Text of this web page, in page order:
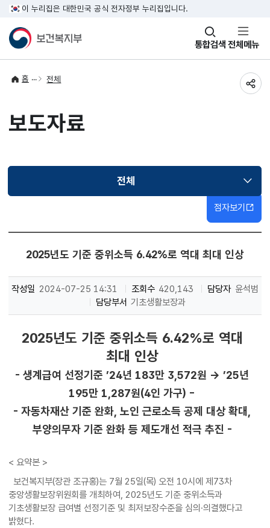
이 누리집은 대한민국 공식 전자정부 누리집입니다.
통합검색
창
열기 전체메뉴
홈 전체
보도자료
전체선택됨
점자보기
2025년도 기준 중위소득 6.42%로 역대 최대 인상
작성일 2024-07-25 14:31 조회수 420,143 담당자 윤석범
담당부서 기초생활보장과
2025년도 기준 중위소득 6.42%로 역대
최대 인상
- 생계급여 선정기준 ’24년 183만 3,572원 → ’25년
195만 1,287원(4인 가구) -
- 자동차재산 기준 완화, 노인 근로소득 공제 대상 확대,
부양의무자 기준 완화 등 제도개선 적극 추진 -
< 요약본 >
보건복지부(장관 조규홍)는 7월 25일(목) 오전 10시에 제73차
중앙생활보장위원회를 개최하여, 2025년도 기준 중위소득과
기초생활보장 급여별 선정기준 및 최저보장수준을 심의·의결했다고
밝혔다.